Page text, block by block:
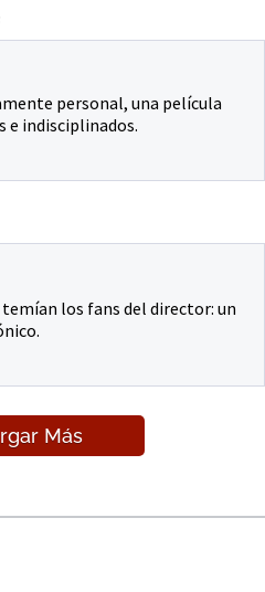
personal, una película
e indisciplinados.
temían los fans del director: un
Más